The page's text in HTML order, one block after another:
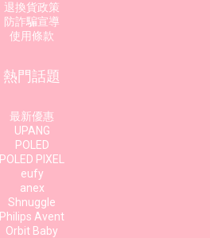
退換貨政策
防詐騙宣導
使用條款
熱門話題
最新優惠
UPANG
POLED
POLED PIXEL
eufy
anex
Shnuggle
Philips Avent
Orbit Baby